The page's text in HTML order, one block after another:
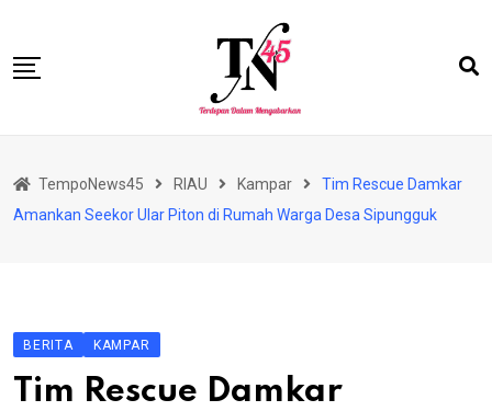
content
BISNIS
RIAU
PERISTIWA
TempoNews45 RIAU Kampar
Tim Rescue Damkar
Amankan Seekor Ular Piton di Rumah Warga Desa Sipungguk
BERITA KAMPAR
Tim Rescue Damkar